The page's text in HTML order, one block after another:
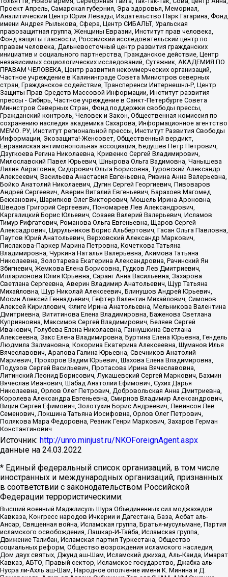
Проект Апрель, Самарская губерния, Эра здоровья, Мемориал,
Аналитический Центр Юрия Левады, Издательство Парк Гагарина, Фонд
имени Андрея Рылькова, Сфера, Центр СИБАЛЬТ, Уральская
правозащитная группа, Женщины Евразии, Институт прав человека,
Фонд защиты гласности, Российский исследовательский центр по
правам человека, Дальневосточный центр развития гражданских
инициатив и социального партнерства, Гражданское действие, Центр
независимых социологических исследований, Сутяжник, АКАДЕМИЯ ПО
ПРАВАМ ЧЕЛОВЕКА, Центр развития некоммерческих организаций,
Частное учреждение в Калининграде Совета Министров северных
стран, Гражданское содействие, Трансперенси Интернешнл-Р, Центр
Защиты Прав Средств Массовой Информации, Институт развития
прессы - Сибирь, Частное учреждение в Санкт-Петербурге Совета
Министров Северных Стран, Фонд поддержки свободы прессы,
Гражданский контроль, Человек и Закон, Общественная комиссия по
сохранению наследия академика Сахарова, Информационное агентство
МЕМО. РУ, Институт региональной прессы, Институт Развития Свободы
Информации, Экозащита!-Женсовет, Общественный вердикт,
Евразийская антимонопольная ассоциация, Бедушев Петр Петрович,
Дзугкоева Регина Николаевна, Кривенко Сергей Владимирович,
Милославский Павел Юрьевич, Шнырова Ольга Вадимовна, Чанышева
Лилия Айратовна, Сидорович Ольга Борисовна, Туровский Александр
Алексеевич, Васильева Анастасия Евгеньевна, Ривина Анна Валерьевна,
Бойко Анатолий Николаевич, Дугин Сергей Георгиевич, Пивоваров
Андрей Сергеевич, Аверин Виталий Евгеньевич, Барахоев Магомед
Бекханович, Шарипков Олег Викторович, Мошель Ирина Ароновна,
Шведов Григорий Сергеевич, Пономарев Лев Александрович,
Каргалицкий Борис Юльевич, Созаев Валерий Валерьевич, Исламов
Тимур Рифгатович, Романова Ольга Евгеньевна, Щаров Сергей
Алексадрович, Цирульников Борис Альбертович, Гасан Ольга Павловна,
Паутов Юрий Анатольевич, Верховский Александр Маркович,
Пислакова-Паркер Марина Петровна, Кочеткова Татьяна
Владимировна, Чуркина Наталья Валерьевна, Акимова Татьяна
Николаевна, Золотарева Екатерина Александровна, Рачинский Ян
Збигневич, Жемкова Елена Борисовна, Гудков Лев Дмитриевич,
Илларионова Юлия Юрьевна, Саранг Анна Васильевна, Захарова
Светлана Сергеевна, Аверин Владимир Анатольевич, Щур Татьяна
Михайловна, Щур Николай Алексеевич, Блинушов Андрей Юрьевич,
Мосин Алексей Геннадьевич, Гефтер Валентин Михайлович, Симонов
Алексей Кириллович, Флиге Ирина Анатольевна, Мельникова Валентина
Дмитриевна, Вититинова Елена Владимировна, Баженова Светлана
Куприяновна, Максимов Сергей Владимирович, Беляев Сергей
Иванович, Голубева Елена Николаевна, Ганнушкина Светлана
Алексеевна, Закс Елена Владимировна, Буртина Елена Юрьевна, Гендель
Людмила Залмановна, Кокорина Екатерина Алексеевна, Шуманов Илья
Вячеславович, Арапова Галина Юрьевна, Свечников Анатолий
Мариевич, Прохоров Вадим Юрьевич, Шахова Елена Владимировна,
Подузов Сергей Васильевич, Протасова Ирина Вячеславовна,
Литинский Леонид Борисович, Лукашевский Сергей Маркович, Бахмин
Вячеслав Иванович, Шабад Анатолий Ефимович, Сухих Дарья
Николаевна, Орлов Олег Петрович, Добровольская Анна Дмитриевна,
Королева Александра Евгеньевна, Смирнов Владимир Александрович,
Вицин Сергей Ефимович, Золотухин Борис Андреевич, Левинсон Лев
Семенович, Локшина Татьяна Иосифовна, Орлов Олег Петрович,
Полякова Мара Федоровна, Резник Генри Маркович, Захаров Герман
Константинович
Источник: http://unro.minjust.ru/NKOForeignAgent.aspx
данные на 24.03.2022
* Единый федеральный список организаций, в том числе
иностранных и международных организаций, признанных
в соответствии с законодательством Российской
Федерации террористическими:
Высший военный Маджлисуль Шура Объединенных сил моджахедов
Кавказа, Конгресс народов Ичкерии и Дагестана, База, Асбат аль-
Ансар, Священная война, Исламская группа, Братья-мусульмане, Партия
исламского освобождения, Лашкар-И-Тайба, Исламская группа,
Движение Талибан, Исламская партия Туркестана, Общество
социальных реформ, Общество возрождения исламского наследия,
Дом двух святых, Джунд аш-Шам, Исламский джихад, Аль-Каида, Имарат
Кавказ, АБТО, Правый сектор, Исламское государство, Джабха аль-
Нусра ли-Ахль аш-Шам, Народное ополчение имени К. Минина и Д.